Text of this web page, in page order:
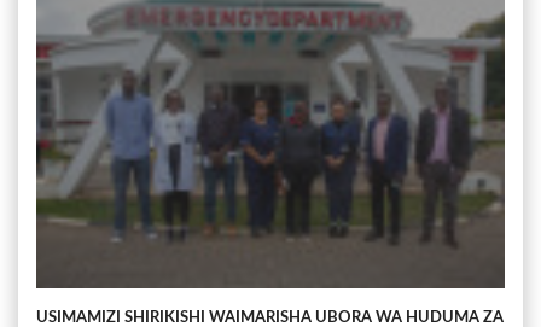
USIMAMIZI SHIRIKISHI WAIMARISHA UBORA WA HUDUMA ZA